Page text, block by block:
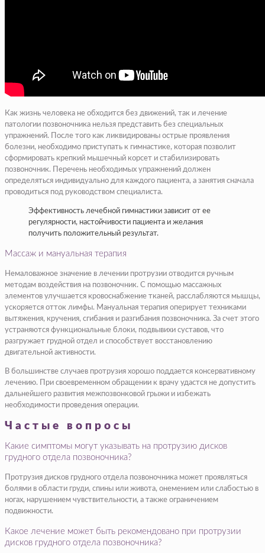
Как жизнь человека не обходится без движений, так и лечение
патологии позвоночника нельзя представить без специальных
упражнений. После того как ликвидированы острые проявления
болезни, необходимо приступать к гимнастике, которая позволит
сформировать крепкий мышечный корсет и стабилизировать
позвоночник. Перечень необходимых упражнений должен
определяться индивидуально для каждого пациента, а занятия сначала
проводиться под руководством специалиста.
Эффективность лечебной гимнастики зависит от ее
регулярности, настойчивости пациента и желания
получить положительный результат.
Массаж и мануальная терапия
Немаловажное значение в лечении протрузии отводится ручным
методам воздействия на позвоночник. С помощью массажных
элементов улучшается кровоснабжение тканей, расслабляются мышцы,
ускоряется отток лимфы. Мануальная терапия оперирует техниками
вытяжения, кручения, сгибания и разгибания позвоночника. За счет этого
устраняются функциональные блоки, подвывихи суставов, что
разгружает грудной отдел и способствует восстановлению
двигательной активности.
В большинстве случаев протрузия хорошо поддается консервативному
лечению. При своевременном обращении к врачу удастся не допустить
дальнейшего развития межпозвонковой грыжи и избежать
необходимости проведения операции.
Частые вопросы
Какие симптомы могут указывать на протрузию дисков
грудного отдела позвоночника?
Протрузия дисков грудного отдела позвоночника может проявляться
болями в области груди, спины или живота, онемением или слабостью в
ногах, нарушением чувствительности, а также ограничением
подвижности.
Какое лечение может быть рекомендовано при протрузии
дисков грудного отдела позвоночника?